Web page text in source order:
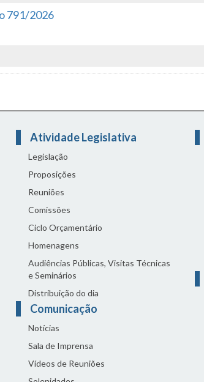
791/2026
Atividade Legislativa
Legislação
Proposições
Reuniões
Comissões
Ciclo Orçamentário
Homenagens
Audiências Públicas, Visitas Técnicas
e Seminários
Distribuição do dia
Comunicação
Notícias
Sala de Imprensa
Vídeos de Reuniões